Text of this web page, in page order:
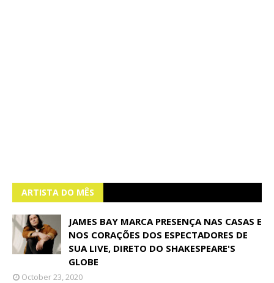
ARTISTA DO MÊS
JAMES BAY MARCA PRESENÇA NAS CASAS E
NOS CORAÇÕES DOS ESPECTADORES DE
SUA LIVE, DIRETO DO SHAKESPEARE'S
GLOBE
October 23, 2020